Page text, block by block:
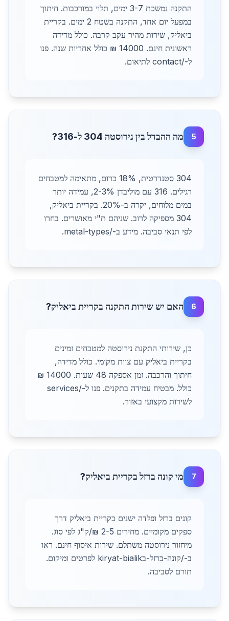
התקנה נמשכת 3-7 ימים, תלוי במורכבות. חיתוך
במפעל יום אחד, התקנה בשטח 2 ימים. בקריית
ביאליק, שירות מהיר עקב קרבה. כולל מדידה
ראשונית חינם. 14000 ₪ כולל אחריות שנה. פנו
ל-/contact לתיאום.
5 מה ההבדל בין נירוסטה 304 ל-316?
304 סטנדרטית, 18% כרום, מתאימה למטבחים
רגילים. 316 עם מוליבדן 2-3%, עמידה יותר
במים מלוחים, יקרה ב-20%. בקריית ביאליק,
304 מספיקה לרוב. שניהם ת"י מאושרים. בחרו
לפי תנאי סביבה. מידע ב-/metal-types.
6 האם יש שירות התקנה בקריית ביאליק?
כן, שירותי התקנת נירוסטה למטבחים זמינים
בקריית ביאליק עם צוות מקומי. כולל מדידה,
חיתוך והרכבה. זמן אספקה 48 שעות. 14000 ₪
כולל. מבטיח עמידה בתקנים. פנו ל-/services
לשירות מקצועי באזור.
7 מי קונה ברזל בקריית ביאליק?
קונים ברזל ופלדה ישנים בקריית ביאליק דרך
ספקים מקומיים. מחירים 2-5 ₪/ק"ג לפי סוג.
מיחזור נירוסטה משתלם. שירות איסוף חינם. ראו
ב-/קונה-ברזל-בkiryat-bialik לפרטים ומיקום.
תורם לסביבה.